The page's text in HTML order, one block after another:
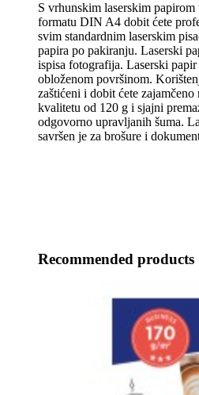
S vrhunskim laserskim
formatu DIN A4 dobit ćete
svim standardnim laserskim
papira po pakiranju. Laserski
ispisa fotografija. Laserski
obloženom površinom.
zaštićeni i dobit ćete
kvalitetu od 120 g i sjajni
odgovorno upravljanih šuma.
savršen je za brošure i
Recommended products